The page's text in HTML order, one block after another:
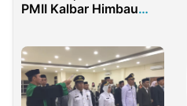
PMII Kalbar Himbau